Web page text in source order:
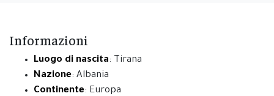
Informazioni
Luogo di nascita: Tirana
Nazione: Albania
Continente: Europa